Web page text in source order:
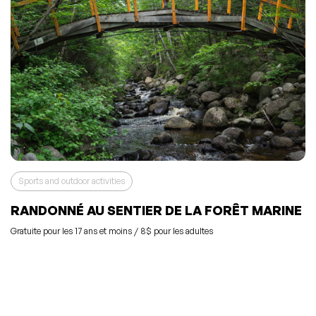
Sports and outdoor activities
RANDONNÉ AU SENTIER DE LA FORÊT MARINE
Gratuite pour les 17 ans et moins / 8$ pour les adultes